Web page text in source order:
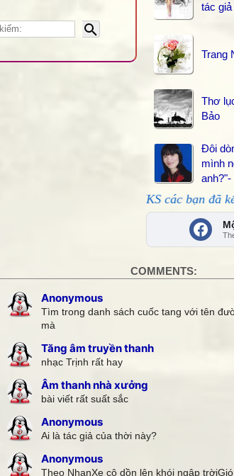
tác giả
Trang
Thơ
Bảo
Đôi
mình
anh?"-
THANKS các bạn đã kết nối,
COMMENTS:
Anonymous
Tìm trong danh sách cuốc tang với tên
mà
Tăng âm truyền thanh
nhạc Trịnh rất hay
Âm thanh nhà xưởng
bài viết rất suất sắc
Anonymous
Ai là tác giả của thời này?
Anonymous
Theo NhạnXe cộ dồn lên khói ngập